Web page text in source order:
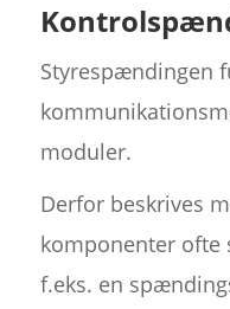
Styrespændingen
moduler.
Derfor beskrives
komponenter ofte
f.eks. en